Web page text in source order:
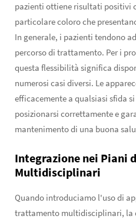
pazienti ottiene risultati positivi
particolare coloro che
In generale, i pazienti tendono
percorso di trattamento. Per i
questa flessibilità significa
numerosi casi diversi. Le
efficacemente a qualsiasi sfida
posizionarsi correttamente e
mantenimento di una buona
Integrazione nei Piani
Multidisciplinari
Quando introduciamo l'uso di
trattamento multidisciplinari, la